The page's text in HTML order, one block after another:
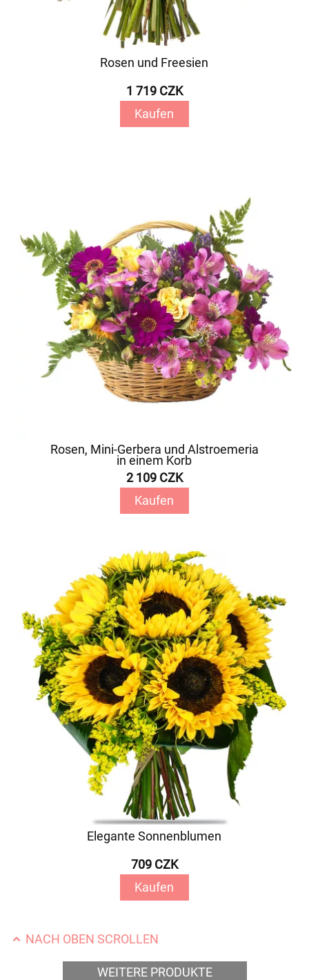
Rosen und Freesien
1 719 CZK
Kaufen
Rosen, Mini-Gerbera und Alstroemeria
in einem Korb
2 109 CZK
Kaufen
Elegante Sonnenblumen
709 CZK
Kaufen
NACH OBEN SCROLLEN
WEITERE PRODUKTE